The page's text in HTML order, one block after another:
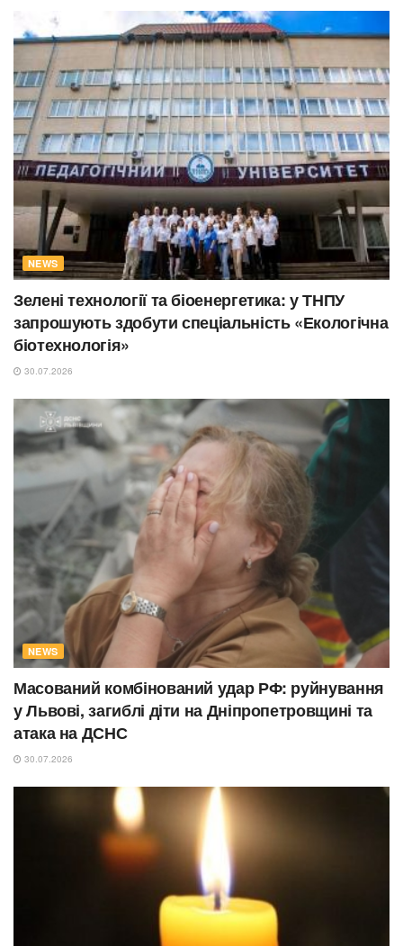
NEWS
Зелені технології та біоенергетика: у ТНПУ
запрошують здобути спеціальність «Екологічна
біотехнологія»
30.07.2026
NEWS
Масований комбінований удар РФ: руйнування
у Львові, загиблі діти на Дніпропетровщині та
атака на ДСНС
30.07.2026